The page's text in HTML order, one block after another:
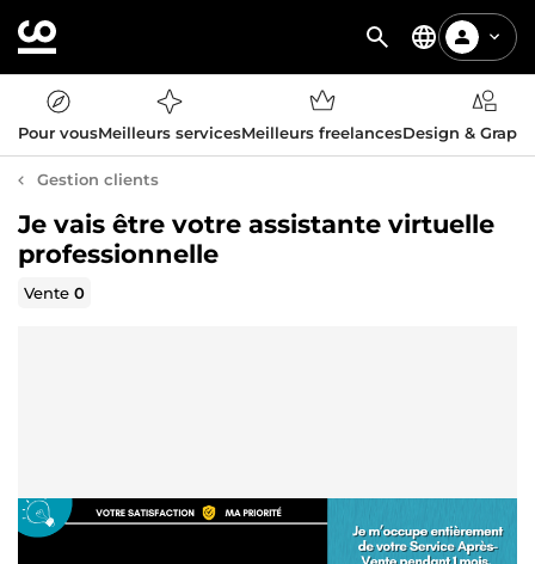
Pour vousMeilleurs servicesMeilleurs freelancesDesign &
Gestion clients
Je vais être votre assistante virtuelle
professionnelle
Vente0